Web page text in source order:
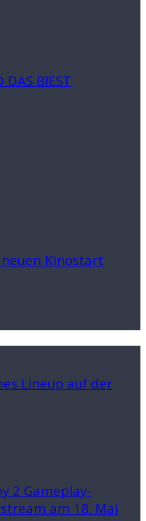
DAS BIEST
neuen Kinostart
Lineup auf der
2 Gameplay-
am 18. Mai